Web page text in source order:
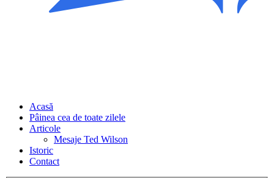
Acasă
Pâinea cea de toate zilele
Articole
Mesaje Ted Wilson
Istoric
Contact